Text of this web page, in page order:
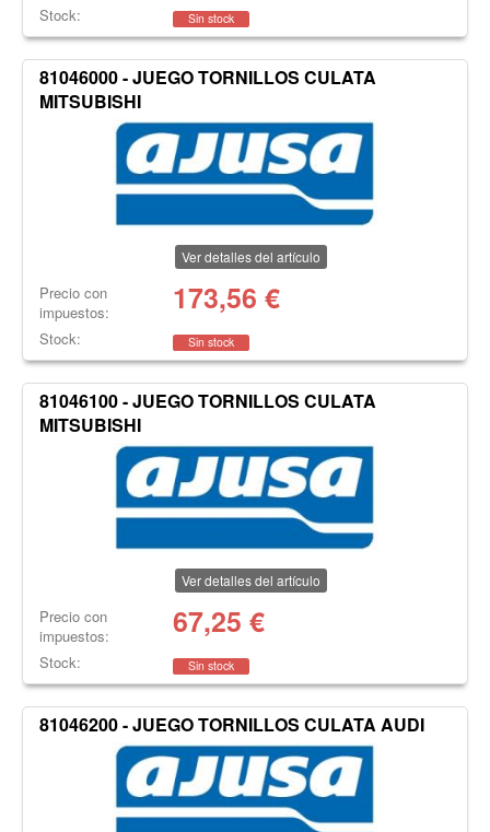
Stock: Sin stock
81046000 - JUEGO TORNILLOS CULATA
MITSUBISHI
Ver detalles del artículo
Precio con
impuestos:
173,56 €
Stock: Sin stock
81046100 - JUEGO TORNILLOS CULATA
MITSUBISHI
Ver detalles del artículo
Precio con
impuestos:
67,25 €
Stock: Sin stock
81046200 - JUEGO TORNILLOS CULATA AUDI